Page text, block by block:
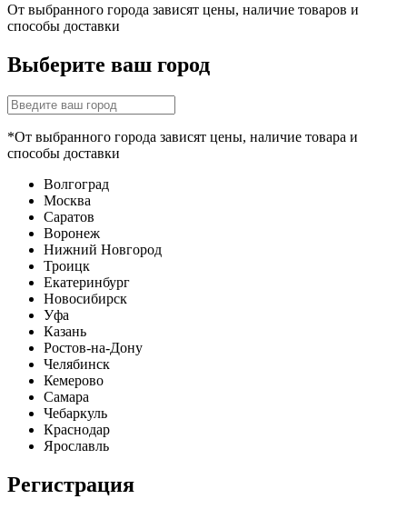
От выбранного города зависят цены, наличие товаров и
способы доставки
Выберите ваш город
*От выбранного города зависят цены, наличие товара и
способы доставки
Волгоград
Москва
Саратов
Воронеж
Нижний Новгород
Троицк
Екатеринбург
Новосибирск
Уфа
Казань
Ростов-на-Дону
Челябинск
Кемерово
Самара
Чебаркуль
Краснодар
Ярославль
Регистрация